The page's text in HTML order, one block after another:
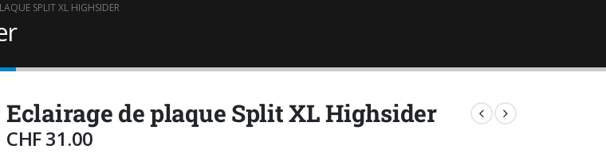
SPLIT XL HIGHSIDER
Eclairage de plaque Split XL Highsider
CHF31.00